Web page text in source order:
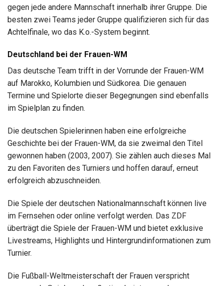
gegen jede andere Mannschaft innerhalb ihrer Gruppe. Die
besten zwei Teams jeder Gruppe qualifizieren sich für das
Achtelfinale, wo das K.o.-System beginnt.
Deutschland bei der Frauen-WM
Das deutsche Team trifft in der Vorrunde der Frauen-WM
auf Marokko, Kolumbien und Südkorea. Die genauen
Termine und Spielorte dieser Begegnungen sind ebenfalls
im Spielplan zu finden.
Die deutschen Spielerinnen haben eine erfolgreiche
Geschichte bei der Frauen-WM, da sie zweimal den Titel
gewonnen haben (2003, 2007). Sie zählen auch dieses Mal
zu den Favoriten des Turniers und hoffen darauf, erneut
erfolgreich abzuschneiden.
Die Spiele der deutschen Nationalmannschaft können live
im Fernsehen oder online verfolgt werden. Das ZDF
überträgt die Spiele der Frauen-WM und bietet exklusive
Livestreams, Highlights und Hintergrundinformationen zum
Turnier.
Die Fußball-Weltmeisterschaft der Frauen verspricht